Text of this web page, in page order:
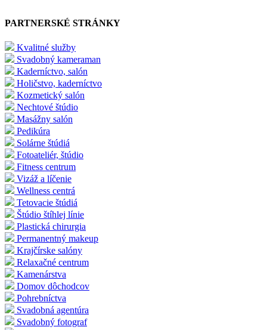
PARTNERSKÉ STRÁNKY
Kvalitné služby
Svadobný kameraman
Kaderníctvo, salón
Holičstvo, kaderníctvo
Kozmetický salón
Nechtové štúdio
Masážny salón
Pedikúra
Solárne štúdiá
Fotoateliér, štúdio
Fitness centrum
Vizáž a líčenie
Wellness centrá
Tetovacie štúdiá
Štúdio štíhlej línie
Plastická chirurgia
Permanentný makeup
Krajčírske salóny
Relaxačné centrum
Kamenárstva
Domov dôchodcov
Pohrebníctva
Svadobná agentúra
Svadobný fotograf